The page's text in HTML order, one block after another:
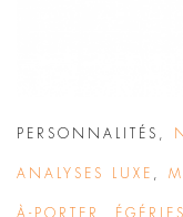
PERSONNALITÉS
ANALYSES LUXE
À-PORTER ÉGÉRIES